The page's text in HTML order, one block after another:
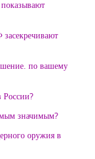
засекречивают
по вашему
России?
значимым?
оружия в